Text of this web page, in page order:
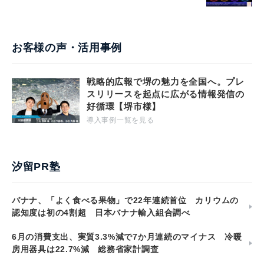
お客様の声・活用事例
戦略的広報で堺の魅力を全国へ。プレ
スリリースを起点に広がる情報発信の
好循環【堺市様】
導入事例一覧を見る
汐留PR塾
バナナ、「よく食べる果物」で22年連続首位 カリウムの
認知度は初の4割超 日本バナナ輸入組合調べ
6月の消費支出、実質3.3%減で7か月連続のマイナス 冷暖
房用器具は22.7%減 総務省家計調査